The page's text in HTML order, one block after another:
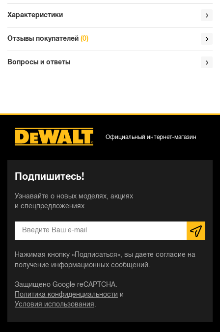
Характеристики
Отзывы покупателей (0)
Вопросы и ответы
Подпишитесь!
Узнавайте о новых моделях, акциях
и спецпредложениях
Нажимая кнопку «Подписаться», вы даете согласие на
получение информационных сообщений.
Защищено Google reCAPTCHA.
Политика конфиденциальности
и
Условия использования .
Официальный интернет-магазин